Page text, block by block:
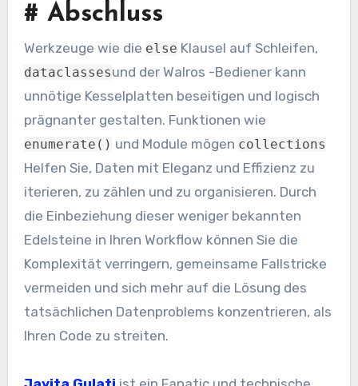
# Abschluss
Werkzeuge wie die else Klausel auf Schleifen,
dataclassesund der Walros -Bediener kann
unnötige Kesselplatten beseitigen und logisch
prägnanter gestalten. Funktionen wie
enumerate() und Module mögen collections
Helfen Sie, Daten mit Eleganz und Effizienz zu
iterieren, zu zählen und zu organisieren. Durch
die Einbeziehung dieser weniger bekannten
Edelsteine in Ihren Workflow können Sie die
Komplexität verringern, gemeinsame Fallstricke
vermeiden und sich mehr auf die Lösung des
tatsächlichen Datenproblems konzentrieren, als
Ihren Code zu streiten.